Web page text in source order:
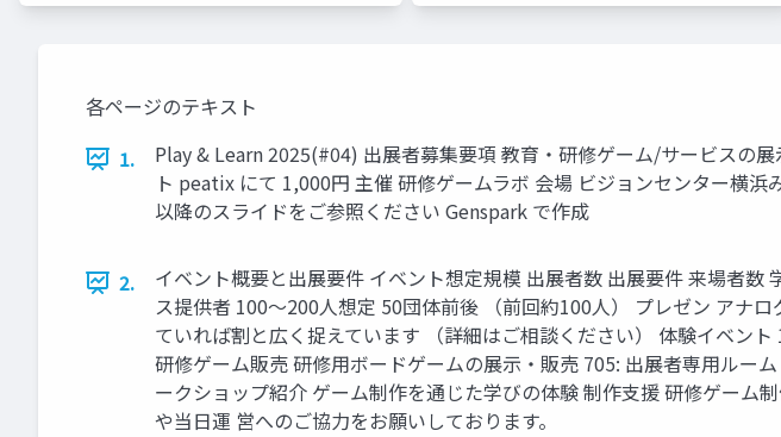
各ページのテキスト
1.
Play & Learn 2025(#04) 出展者募集要項 教育‧研修ゲーム/サービスの
ト peatix にて 1,000円 主催 研修ゲームラボ 会場 ビジョンセンター横
以降のスライドをご参照ください Genspark で作成
2.
イベント概要と出展要件 イベント想定規模 出展者数 出展要件 来場者
ス提供者 100〜200⼈想定 50団体前後 （前回約100⼈） プレゼン ア
ていれば割と広く捉えています （詳細はご相談ください） 体験イベ
研修ゲーム販売 研修⽤ボードゲームの展⽰‧販売 705: 出展者専⽤ルー
ークショップ紹介 ゲーム制作を通じた学びの体験 制作⽀援 研修ゲーム
や当⽇運 営へのご協⼒をお願いしております。